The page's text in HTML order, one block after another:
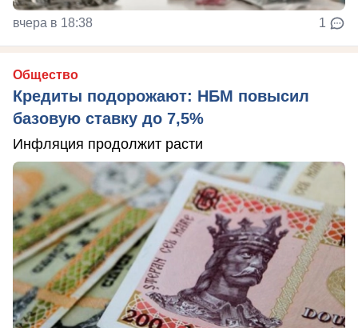
вчера в 18:38 1
Общество
Кредиты подорожают: НБМ повысил
базовую ставку до 7,5%
Инфляция продолжит расти